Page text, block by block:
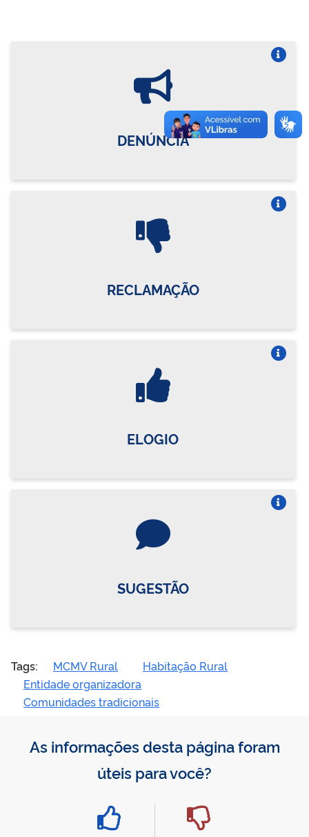
DENÚNCIA
RECLAMAÇÃO
ELOGIO
SUGESTÃO
Tags: MCMV Rural
Habitação Rural
Entidade organizadora
Comunidades tradicionais
As informações desta página foram
úteis para você?